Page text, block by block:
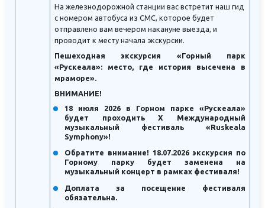
На железнодорожной станции вас встретит наш гид
с номером автобуса из СМС, которое будет
отправлено вам вечером накануне выезда, и
проводит к месту начала экскурсии.
Пешеходная экскурсия «Горный парк
«Рускеала»: место, где история высечена в
мраморе».
ВНИМАНИЕ!
18 июля 2026 в Горном парке «Рускеала»
будет проходить X Международный
музыкальный фестиваль «Ruskeala
Symphony»!
Обратите внимание! 18.07.2026 экскурсия по
Горному парку будет заменена на
музыкальный концерт в рамках фестиваля!
Доплата за посещение фестиваля
обязательна.